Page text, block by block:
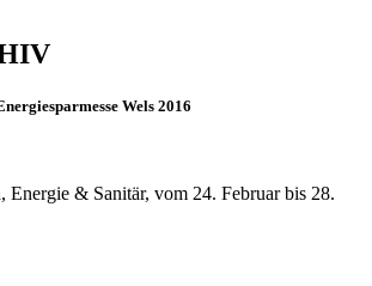
Wels 2016
Energie & Sanitär, vom 24. Februar bis 28.